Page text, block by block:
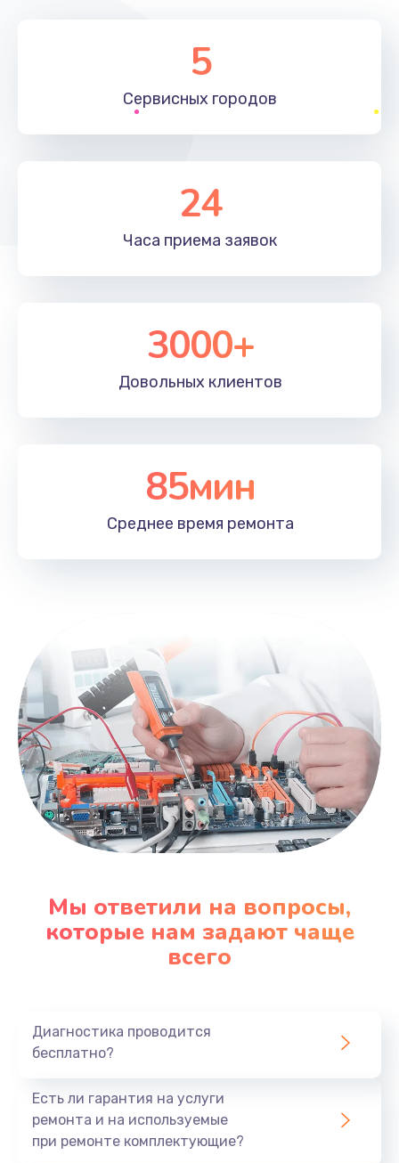
5
Сервисных городов
24
Часа приема заявок
3000+
Довольных клиентов
85мин
Среднее время ремонта
Мы ответили на вопросы,
которые нам задают чаще
всего
Диагностика проводится
бесплатно?
Есть ли гарантия на услуги
ремонта и на используемые
при ремонте комплектующие?